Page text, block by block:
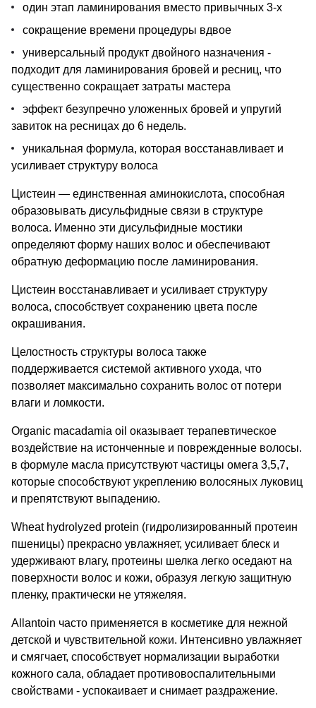
один этап ламинирования вместо привычных 3-x
сокращение времени процедуры вдвое
универсальный продукт двойного назначения -
подходит для ламинирования бровей и ресниц, что
существенно сокращает затраты мастера
эффект безупречно уложенных бровей и упругий
завиток на ресницах до 6 недель.
уникальная формула, которая восстанавливает и
усиливает структуру волоса
Цистеин — единственная аминокислота, способная
образовывать дисульфидные связи в структуре
волоса. Именно эти дисульфидные мостики
определяют форму наших волос и обеспечивают
обратную деформацию после ламинирования.
Цистеин восстанавливает и усиливает структуру
волоса, способствует сохранению цвета после
окрашивания.
Целостность структуры волоса также
поддерживается системой активного ухода, что
позволяет максимально сохранить волос от потери
влаги и ломкости.
Organic macadamia oil оказывает терапевтическое
воздействие на истонченные и поврежденные волосы.
в формуле масла присутствуют частицы омега 3,5,7,
которые способствуют укреплению волосяных луковиц
и препятствуют выпадению.
Wheat hydrolyzed protein (гидролизированный протеин
пшеницы) прекрасно увлажняет, усиливает блеск и
удерживают влагу, протеины шелка легко оседают на
поверхности волос и кожи, образуя легкую защитную
пленку, практически не утяжеляя.
Allantoin часто применяется в косметике для нежной
детской и чувствительной кожи. Интенсивно увлажняет
и смягчает, способствует нормализации выработки
кожного сала, обладает противовоспалительными
свойствами - успокаивает и снимает раздражение.